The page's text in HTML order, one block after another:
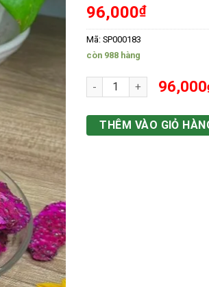
96,000₫
Mã: SP000183
còn 988 hàng
Thanh Long Sấy Thăng
96,000
THÊM VÀO GIỎ